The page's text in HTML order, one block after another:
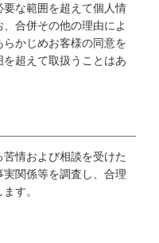
な範囲を超えて個人情
合併その他の理由によ
かじめお客様の同意を
超えて取扱うことはあ
情および相談を受けた
関係等を調査し、合理
す。